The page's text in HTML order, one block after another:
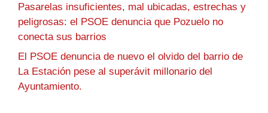
Pasarelas insuficientes, mal ubicadas, estrechas y
peligrosas: el PSOE denuncia que Pozuelo no
conecta sus barrios
El PSOE denuncia de nuevo el olvido del barrio de
La Estación pese al superávit millonario del
Ayuntamiento.